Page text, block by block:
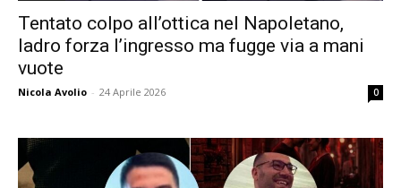
Tentato colpo all’ottica nel Napoletano,
ladro forza l’ingresso ma fugge via a mani
vuote
Nicola Avolio - 24 Aprile 2026 0